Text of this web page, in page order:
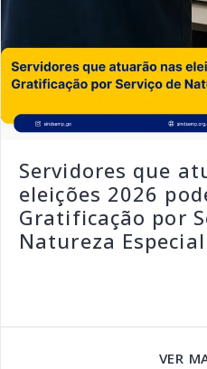
Servidores que
eleições 2026
Gratificação por
Natureza Especial
VER